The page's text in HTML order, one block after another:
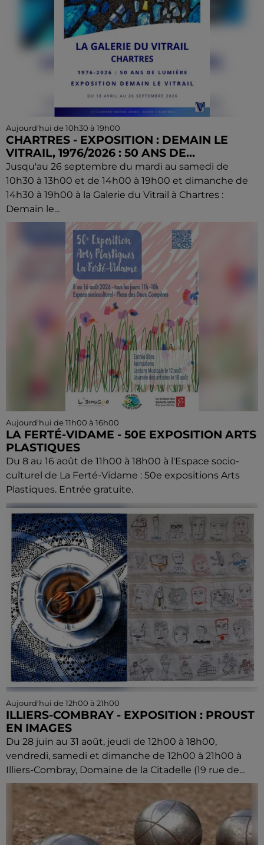
Aujourd'hui de 10h30 à 19h00
CHARTRES - EXPOSITION : DEMAIN LE
VITRAIL, 1976/2026 : 50 ANS DE...
Jusqu'au 26 septembre du mardi au samedi de
10h30 à 13h00 et de 14h00 à 19h00 et dimanche de
14h30 à 19h00 à la Galerie du Vitrail à Chartres :
Demain le...
Aujourd'hui de 11h00 à 16h00
LA FERTÉ-VIDAME - 50E EXPOSITION ARTS
PLASTIQUES
Du 8 au 16 août de 11h00 à 18h00 à l'Espace socio-
culturel de La Ferté-Vidame : 50e expositions Arts
Plastiques. Entrée gratuite.
Aujourd'hui de 12h00 à 21h00
ILLIERS-COMBRAY - EXPOSITION : PROUST
EN IMAGES
Du 28 juin au 31 août, jeudi de 12h00 à 18h00,
vendredi, samedi et dimanche de 12h00 à 21h00 à
Illiers-Combray, Domaine de la Citadelle (19 rue de...